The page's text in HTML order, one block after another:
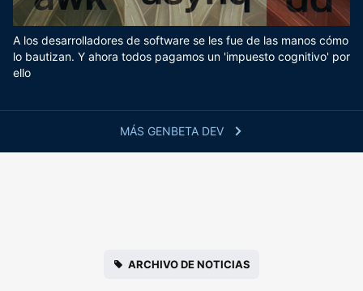
MÁS GENBETA DEV
A los desarrolladores de software se les fue de las manos cómo
lo bautizan. Y ahora todos pagamos un 'impuesto cognitivo' por
ello
ARCHIVO DE NOTICIAS